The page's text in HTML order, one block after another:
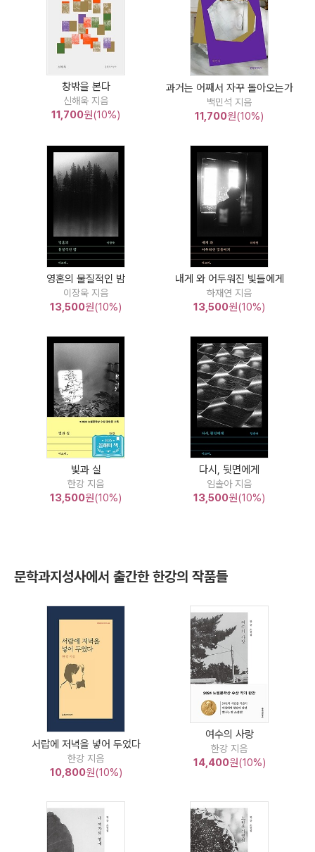
창밖을 본다
신해욱 지음
11,700원(10%)
과거는 어째서 자꾸 돌아오는가
백민석 지음
11,700원(10%)
영혼의 물질적인 밤
이장욱 지음
13,500원(10%)
내게 와 어두워진 빛들에게
하재연 지음
13,500원(10%)
빛과 실
한강 지음
13,500원(10%)
다시, 뒷면에게
임솔아 지음
13,500원(10%)
문학과지성사에서 출간한 한강의 작품들
서랍에 저녁을 넣어 두었다
한강 지음
10,800원(10%)
여수의 사랑
한강 지음
14,400원(10%)